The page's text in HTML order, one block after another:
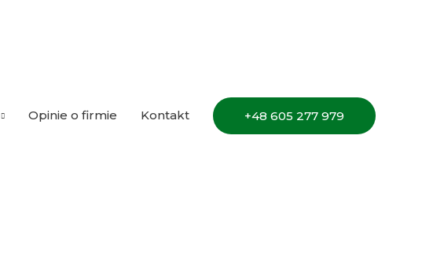
Opinie o firmie Kontakt +48 605 277 979